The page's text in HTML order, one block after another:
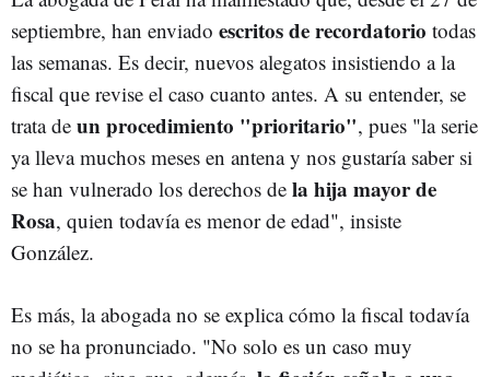
septiembre, han enviado escritos de recordatorio todas
las semanas. Es decir, nuevos alegatos insistiendo a la
fiscal que revise el caso cuanto antes. A su entender, se
trata de un procedimiento "prioritario", pues "la serie
ya lleva muchos meses en antena y nos gustaría saber si
se han vulnerado los derechos de la hija mayor de
Rosa, quien todavía es menor de edad", insiste
González.
Es más, la abogada no se explica cómo la fiscal todavía
no se ha pronunciado. "No solo es un caso muy